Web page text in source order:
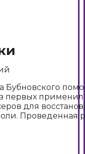
Бубновского
первых
для
Проведенная